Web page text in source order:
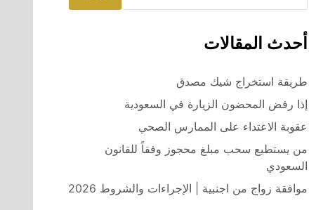
أحدث المقالات
طريقة استخراج شيك مصدق
إذا رفض المحضون الزيارة في السعودية
عقوبة الاعتداء على الممارس الصحي
من يستطيع سحب مبلغ محجوز وفقاً للقانون
السعودي
موافقة زواج من اجنبية | الإجراءات والشروط 2026